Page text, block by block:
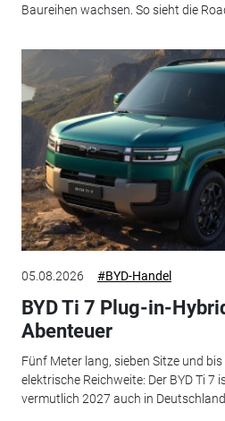
Baureihen wachsen. So sieht die
05.08.2026 #BYD-Handel
BYD Ti 7 Plug-in-
Abenteuer
Fünf Meter lang, sieben Sitze und
elektrische Reichweite: Der BYD Ti 7
vermutlich 2027 auch in